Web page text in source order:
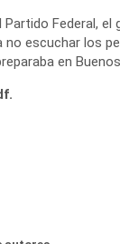
Federal, el
escuchar los
en